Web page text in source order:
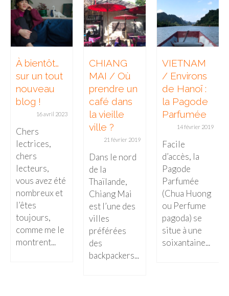
Portugal
Lisbonne
Royaume-Uni
GUIDES FOOD
ALLEMAGNE
– Munich
– Sucre
CHINE
– Beijing
À bientôt…
sur un tout
nouveau
blog !
16 avril 2023
Chers
lectrices,
chers
lecteurs,
vous avez été
nombreux et
l’êtes
toujours,
comme me le
montrent...
CHIANG
MAI / Où
prendre un
café dans
la vieille
ville ?
21 février 2019
Dans le nord
de la
Thaïlande,
Chiang Mai
est l’une des
villes
préférées
des
backpackers...
VIETNAM
/ Environs
de Hanoï :
la Pagode
Parfumée
14 février 2019
Facile
d’accès, la
Pagode
Parfumée
(Chua Huong
ou Perfume
pagoda) se
situe à une
soixantaine...